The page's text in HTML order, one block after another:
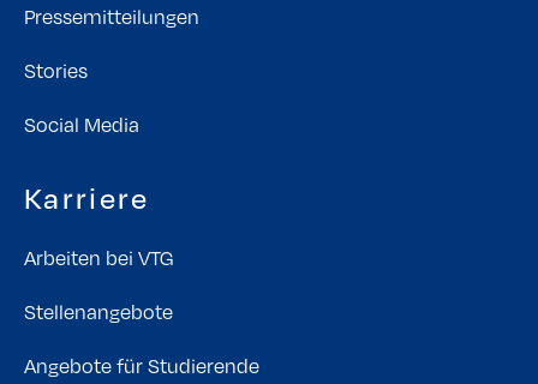
Pressemitteilungen
Stories
Social Media
Karriere
Arbeiten bei VTG
Stellenangebote
Angebote für Studierende